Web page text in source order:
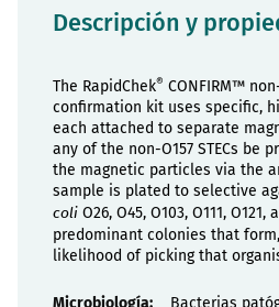
Descripción y
The RapidChek® CONFIRM™
confirmation kit uses specific,
each attached to separate
any of the non-O157 STECs be
the magnetic particles via the
sample is plated to selective
coli O26, O45, O103, O111,
predominant colonies that
likelihood of picking that
Propiedades Bacterias